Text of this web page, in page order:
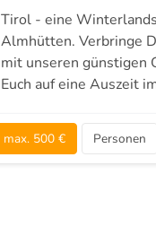
Tirol - eine
Almhütten. Verbringe
mit unseren günstigen
Euch auf eine Auszeit
max. 500 € Personen